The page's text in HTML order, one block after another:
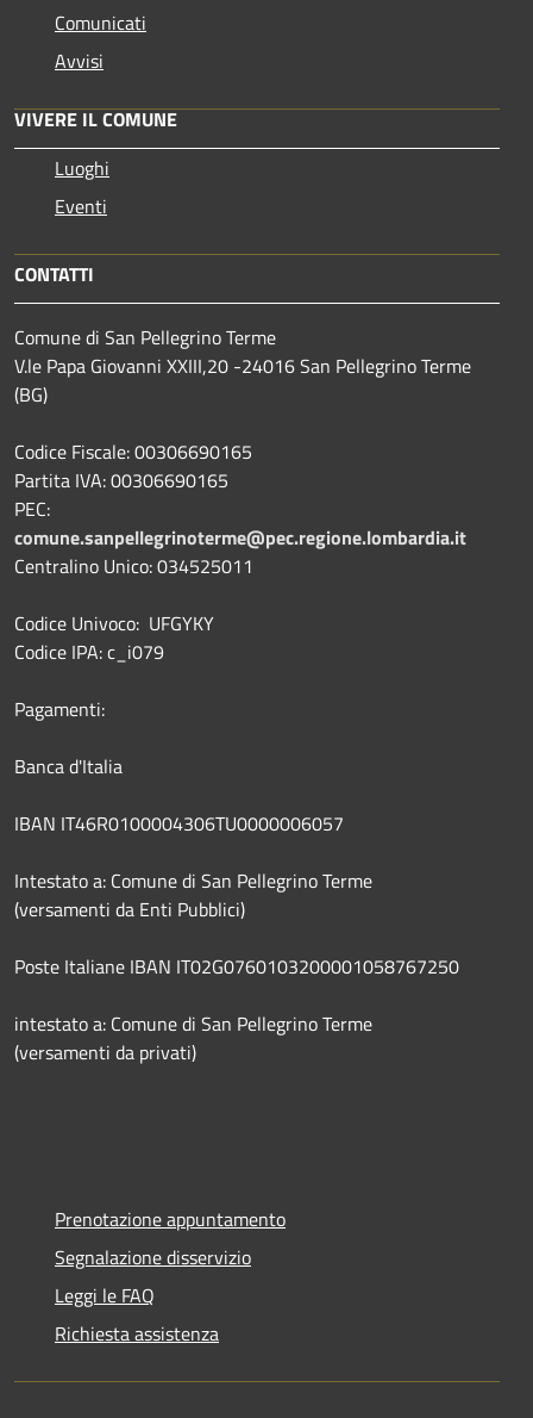
Comunicati
Avvisi
VIVERE IL COMUNE
Luoghi
Eventi
CONTATTI
Comune di San Pellegrino Terme
V.le Papa Giovanni XXIII,20 -24016 San Pellegrino Terme
(BG)
Codice Fiscale: 00306690165
Partita IVA: 00306690165
PEC:
comune.sanpellegrinoterme@pec.regione.lombardia.it
Centralino Unico: 034525011
Codice Univoco: UFGYKY
Codice IPA: c_i079
Pagamenti:
Banca d'Italia
IBAN IT46R0100004306TU0000006057
Intestato a: Comune di San Pellegrino Terme
(versamenti da Enti Pubblici)
Poste Italiane IBAN IT02G0760103200001058767250
intestato a: Comune di San Pellegrino Terme
(versamenti da privati)
Prenotazione appuntamento
Segnalazione disservizio
Leggi le FAQ
Richiesta assistenza